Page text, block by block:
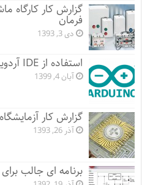
گزارش کار کارگاه
فرمان
دی 3, 1393
استفاده از IDE آردوینو
آبان 4, 1399
گزارش کار
آذر 26, 1393
برنامه ای جالب